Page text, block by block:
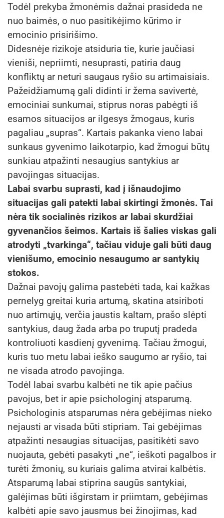
Todėl prekyba žmonėmis dažnai prasideda ne
nuo baimės, o nuo pasitikėjimo kūrimo ir
emocinio prisirišimo.
Didesnėje rizikoje atsiduria tie, kurie jaučiasi
vieniši, nepriimti, nesuprasti, patiria daug
konfliktų ar neturi saugaus ryšio su artimaisiais.
Pažeidžiamumą gali didinti ir žema savivertė,
emociniai sunkumai, stiprus noras pabėgti iš
esamos situacijos ar ilgesys žmogaus, kuris
pagaliau „supras“. Kartais pakanka vieno labai
sunkaus gyvenimo laikotarpio, kad žmogui būtų
sunkiau atpažinti nesaugius santykius ar
pavojingas situacijas.
Labai svarbu suprasti, kad į išnaudojimo
situacijas gali patekti labai skirtingi žmonės. Tai
nėra tik socialinės rizikos ar labai skurdžiai
gyvenančios šeimos. Kartais iš šalies viskas gali
atrodyti „tvarkinga“, tačiau viduje gali būti daug
vienišumo, emocinio nesaugumo ar santykių
stokos.
Dažnai pavojų galima pastebėti tada, kai kažkas
pernelyg greitai kuria artumą, skatina atsiriboti
nuo artimųjų, verčia jaustis kaltam, prašo slėpti
santykius, daug žada arba po truputį pradeda
kontroliuoti kasdienį gyvenimą. Tačiau žmogui,
kuris tuo metu labai ieško saugumo ar ryšio, tai
ne visada atrodo pavojinga.
Todėl labai svarbu kalbėti ne tik apie pačius
pavojus, bet ir apie psichologinį atsparumą.
Psichologinis atsparumas nėra gebėjimas nieko
nejausti ar visada būti stipriam. Tai gebėjimas
atpažinti nesaugias situacijas, pasitikėti savo
nuojauta, gebėti pasakyti „ne“, ieškoti pagalbos ir
turėti žmonių, su kuriais galima atvirai kalbėtis.
Atsparumą labai stiprina saugūs santykiai,
galėjimas būti išgirstam ir priimtam, gebėjimas
kalbėti apie savo jausmus bei žinojimas, kad